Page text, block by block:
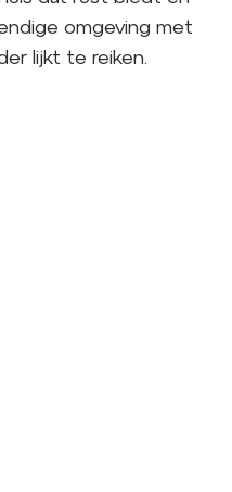
omgeving met
lijkt te reiken.